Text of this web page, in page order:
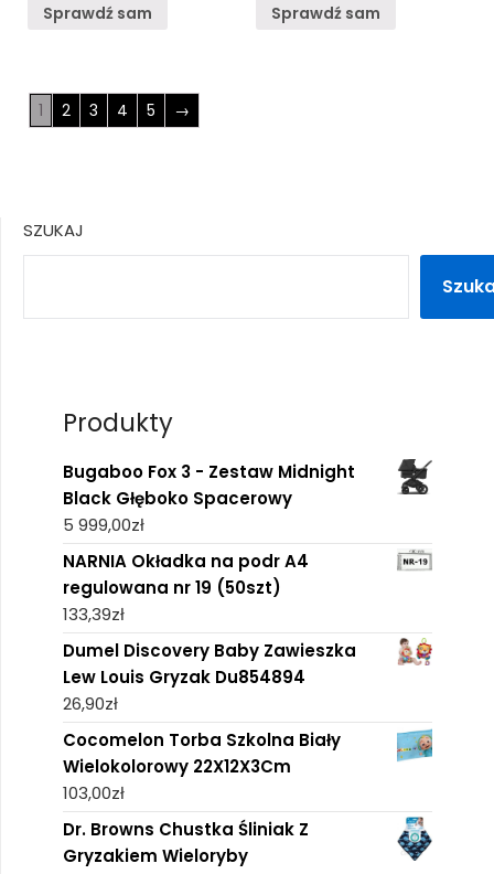
Sprawdź sam Sprawdź sam
1 2 3 4 5 →
SZUKAJ
Produkty
Bugaboo Fox 3 - Zestaw Midnight
Black Głęboko Spacerowy
5 999,00zł
NARNIA Okładka na podr A4
regulowana nr 19 (50szt)
133,39zł
Dumel Discovery Baby Zawieszka
Lew Louis Gryzak Du854894
26,90zł
Cocomelon Torba Szkolna Biały
Wielokolorowy 22X12X3Cm
103,00zł
Dr. Browns Chustka Śliniak Z
Gryzakiem Wieloryby